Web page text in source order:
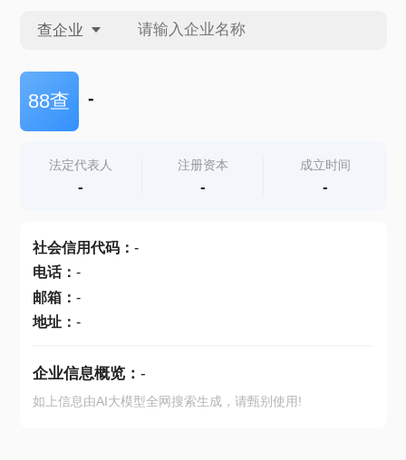
查企业
查企业
查产地
88查 -
法定代表人
-
注册资本
-
成立时间
-
社会信用代码： -
电话： -
邮箱： -
地址： -
企业信息概览： -
如上信息由AI大模型全网搜索生成，请甄别使用!